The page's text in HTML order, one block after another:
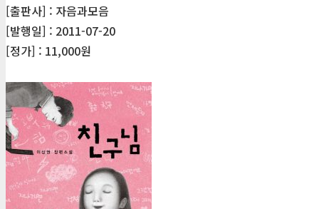
[출판사] : 자음과모음
[발행일] : 2011-07-20
[정가] : 11,000원